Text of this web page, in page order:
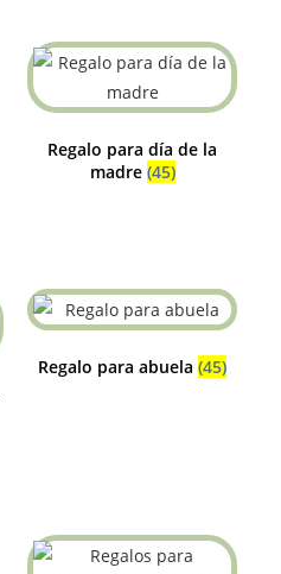
Regalo para día de la
madre (45)
Regalo para abuela (45)